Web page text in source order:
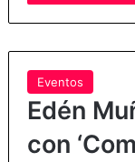
Eventos
Edén
con